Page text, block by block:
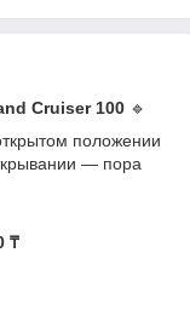
Cruiser 100 🔹
положении
— пора
₸